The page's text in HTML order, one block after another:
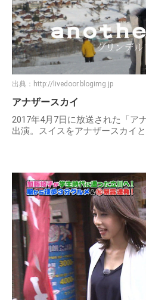
出典： http://livedoor.blogimg.jp
アナザースカイ
2017年4月7日に放送された「ア
出演。スイスをアナザースカイ